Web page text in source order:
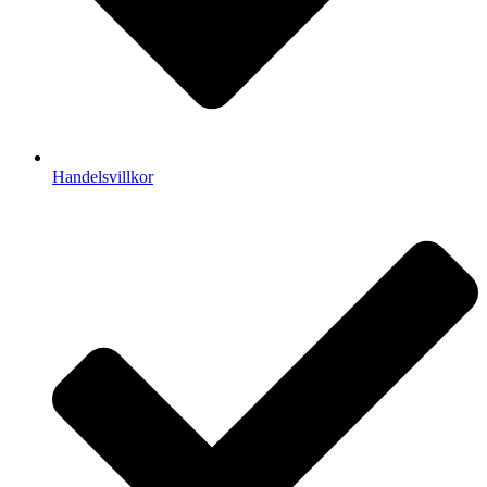
Handelsvillkor